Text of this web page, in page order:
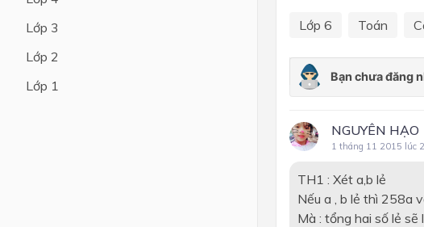
Lớp 3
Lớp 2
Lớp 1
Lớp 6 Toán
NGUYÊN HẠO
1 tháng 11 2015 lúc
TH1 : Xét a,b lẻ
Nếu a , b lẻ thì 258a
Mà : tổng hai số lẻ